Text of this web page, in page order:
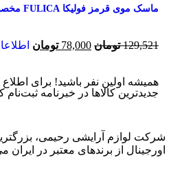
ماسک موی قرمز فولیکا FULICA مخصوص موهای رنگ شده
129,521 تومان 78,000 تومان
همیشه اولین نفر باشید! برای
جدیدترین کالاها در خبرنامه ثبت‌نام
شرکت لوازم آرایشی رحیمی،
اورجینال از برندهای معتبر در ایران